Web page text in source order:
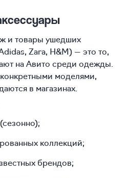
и товары ушедших
Zara, H&M) — это то,
на Авито среди одежды.
моделями,
в магазинах.
коллекций;
брендов;